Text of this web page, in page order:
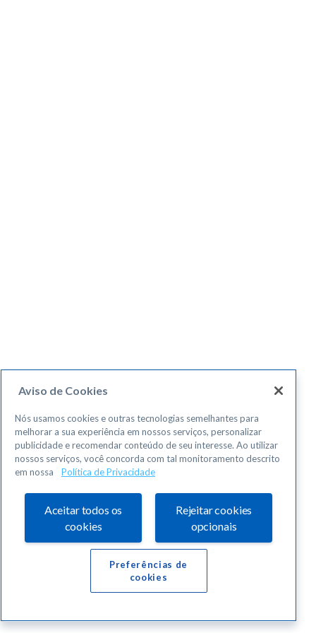
Aviso de Cookies
Nós usamos cookies e outras tecnologias semelhantes para
melhorar a sua experiência em nossos serviços, personalizar
publicidade e recomendar conteúdo de seu interesse. Ao utilizar
nossos serviços, você concorda com tal monitoramento descrito
em nossa
Política de Privacidade
Aceitar todos os
cookies
Rejeitar cookies
opcionais
Preferências de
cookies